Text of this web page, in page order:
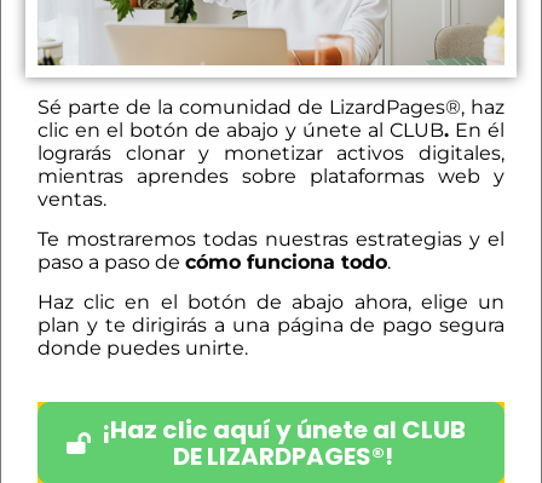
Sé parte de la comunidad de LizardPages®, haz
clic en el botón de abajo y únete al CLUB.En él
lograrás clonar y monetizar activos digitales,
mientras aprendes sobre plataformas web y
ventas.
Te mostraremos todas nuestras estrategias y el
paso a paso de cómo funciona todo.
Haz clic en el botón de abajo ahora, elige un
plan y te dirigirás a una página de pago segura
donde puedes unirte.
¡Haz clic aquí y únete al CLUB
DE LIZARDPAGES®!